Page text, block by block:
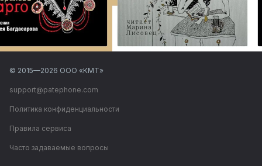
© 2015—2026 ООО «КМТ»
support@patephone.com
Политика конфиденциальности
Правила сервиса
Часто задаваемые вопросы